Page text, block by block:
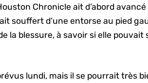
Chronicle ait d’abord avancé
souffert d’une entorse au pied
la blessure, à savoir si elle pouvait
lundi, mais il se pourrait très